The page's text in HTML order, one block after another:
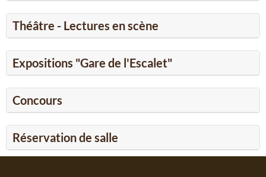
Théâtre - Lectures en scène
Expositions "Gare de l'Escalet"
Concours
Réservation de salle